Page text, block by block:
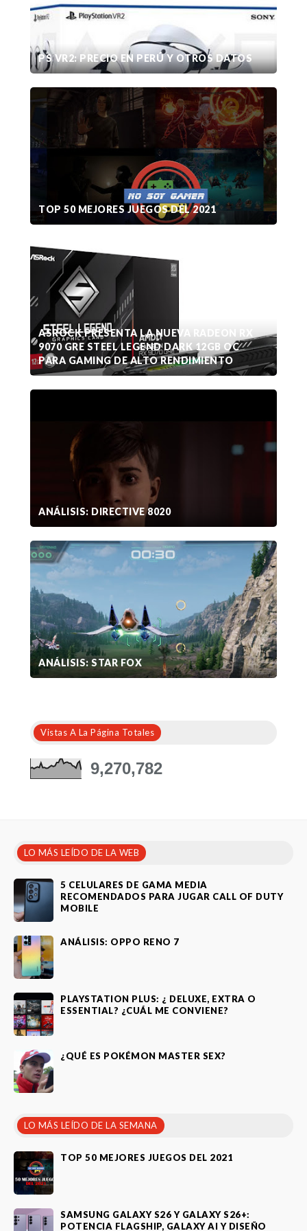
PS VR2: PRECIO EN PERÚ Y OTROS DATOS
TOP 50 MEJORES JUEGOS DEL 2021
ASROCK PRESENTA LA NUEVA RADEON RX
9070 GRE STEEL LEGEND DARK 12GB OC
PARA GAMING DE ALTO RENDIMIENTO
ANÁLISIS: DIRECTIVE 8020
ANÁLISIS: STAR FOX
Vistas A La Página Totales
9,270,782
LO MÁS LEÍDO DE LA WEB
5 CELULARES DE GAMA MEDIA
RECOMENDADOS PARA JUGAR CALL OF DUTY
MOBILE
ANÁLISIS: OPPO RENO 7
PLAYSTATION PLUS: ¿ DELUXE, EXTRA O
ESSENTIAL? ¿CUÁL ME CONVIENE?
¿QUÉ ES POKÉMON MASTER SEX?
LO MÁS LEÍDO DE LA SEMANA
TOP 50 MEJORES JUEGOS DEL 2021
SAMSUNG GALAXY S26 Y GALAXY S26+:
POTENCIA FLAGSHIP, GALAXY AI Y DISEÑO